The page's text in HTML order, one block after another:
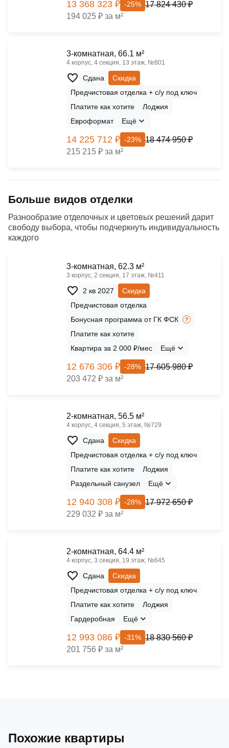
13 368 323 ₽ -25% 17 824 430 ₽
194 025 ₽ за м²
3-комнатная, 66.1 м²
4 корпус, 4 секция, 13 этаж, №801
Сдана
Скидка
Предчистовая отделка + с/у под ключ
Платите как хотите
Лоджия
Евроформат
Ещё
14 225 712 ₽ -23% 18 474 950 ₽
215 215 ₽ за м²
Больше видов отделки
Разнообразие отделочных и цветовых решений дарит
свободу выбора, чтобы подчеркнуть индивидуальность
каждого
3-комнатная, 62.3 м²
3 корпус, 2 секция, 17 этаж, №411
2 кв 2027
Скидка
Предчистовая отделка
Бонусная программа от ГК ФСК
Платите как хотите
Квартира за 2 000 ₽/мес
Ещё
12 676 306 ₽ -28% 17 605 980 ₽
203 472 ₽ за м²
2-комнатная, 56.5 м²
4 корпус, 4 секция, 5 этаж, №729
Сдана
Скидка
Предчистовая отделка + с/у под ключ
Платите как хотите
Лоджия
Раздельный санузел
Ещё
12 940 308 ₽ -28% 17 972 650 ₽
229 032 ₽ за м²
2-комнатная, 64.4 м²
4 корпус, 3 секция, 19 этаж, №645
Сдана
Скидка
Предчистовая отделка + с/у под ключ
Платите как хотите
Лоджия
Гардеробная
Ещё
12 993 086 ₽ -31% 18 830 560 ₽
201 756 ₽ за м²
Похожие квартиры